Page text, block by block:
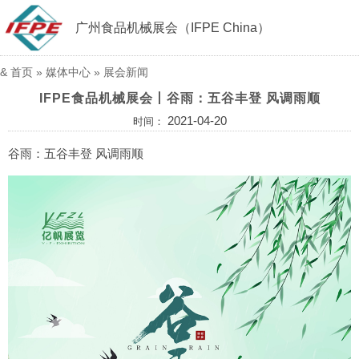
广州食品机械展会（IFPE China）
& 首页 » 媒体中心 » 展会新闻
IFPE食品机械展会丨谷雨：五谷丰登 风调雨顺
时间： 2021-04-20
谷雨：五谷丰登 风调雨顺